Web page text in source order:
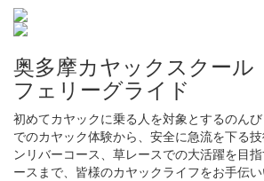
奥多摩カヤックスクール
フェリーグライド
初めてカヤックに乗る人を対象とするのん
でのカヤック体験から、安全に急流を下る
ンリバーコース、草レースでの大活躍を目
ースまで、皆様のカヤックライフをお手伝い